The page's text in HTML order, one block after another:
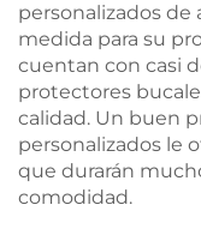
personalizados de
medida para su
cuentan con casi
protectores
calidad. Un buen
personalizados le
que durarán
comodidad.